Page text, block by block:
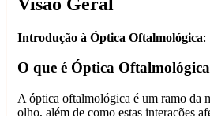
Introdução à Óptica Oftalmológica:
O que é Óptica
A óptica oftalmológica é um ramo da
olho, além de como estas interações